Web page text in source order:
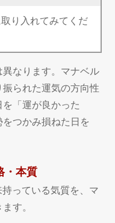
り入れてみてくだ
なります。マナベル
られた運気の方向性
「運が良かった
つかみ損ねた日を
・本質
っている気質を、マ
す。